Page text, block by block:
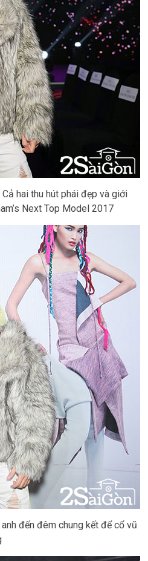
hai thu hút phái đẹp và giới
Next Top Model 2017
đến đêm chung kết để cổ vũ